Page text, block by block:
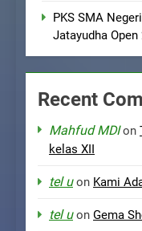
PKS SMA
Jatayudha Open
Recent
Mahfud MDIon
kelas XII
tel uon Kami
tel uon Gema